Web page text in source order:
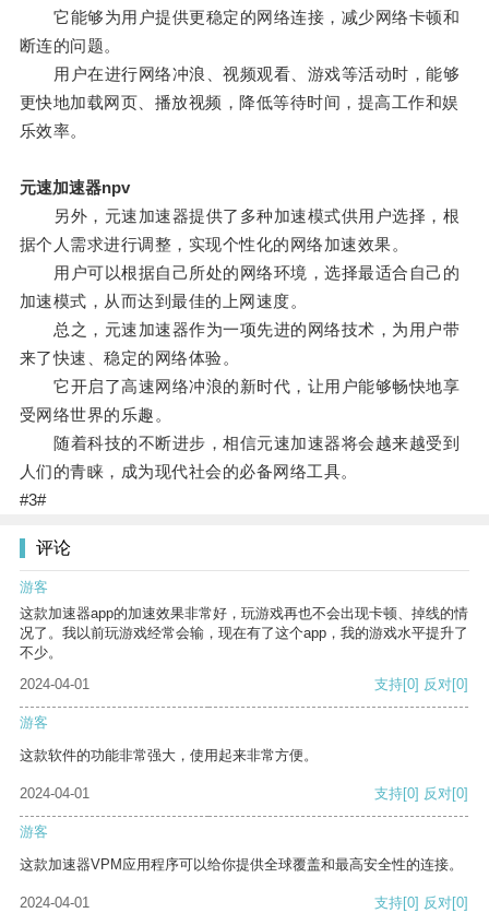
它能够为用户提供更稳定的网络连接，减少网络卡顿和
断连的问题。
用户在进行网络冲浪、视频观看、游戏等活动时，能够
更快地加载网页、播放视频，降低等待时间，提高工作和娱
乐效率。
元速加速器npv
另外，元速加速器提供了多种加速模式供用户选择，根
据个人需求进行调整，实现个性化的网络加速效果。
用户可以根据自己所处的网络环境，选择最适合自己的
加速模式，从而达到最佳的上网速度。
总之，元速加速器作为一项先进的网络技术，为用户带
来了快速、稳定的网络体验。
它开启了高速网络冲浪的新时代，让用户能够畅快地享
受网络世界的乐趣。
随着科技的不断进步，相信元速加速器将会越来越受到
人们的青睐，成为现代社会的必备网络工具。
#3#
评论
游客
这款加速器app的加速效果非常好，玩游戏再也不会出现卡顿、掉线的情
况了。我以前玩游戏经常会输，现在有了这个app，我的游戏水平提升了
不少。
2024-04-01
支持[0] 反对[0]
游客
这款软件的功能非常强大，使用起来非常方便。
2024-04-01 支持[0] 反对[0]
游客
这款加速器VPM应用程序可以给你提供全球覆盖和最高安全性的连接。
2024-04-01 支持[0] 反对[0]